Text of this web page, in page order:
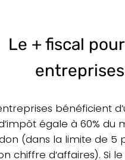
Le + fiscal
entreprises
béné­fi­cient
égale à 60% du
(dans la limite de 5
chiffre d’affaires). Si